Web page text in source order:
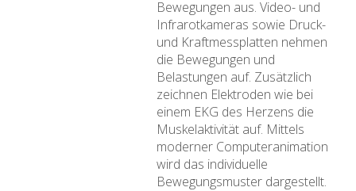
Bewegungen aus. Video- und
Infrarotkameras sowie Druck-
und Kraftmessplatten nehmen
die Bewegungen und
Belastungen auf. Zusätzlich
zeichnen Elektroden wie bei
einem EKG des Herzens die
Muskelaktivität auf. Mittels
moderner Computeranimation
wird das individuelle
Bewegungsmuster dargestellt.